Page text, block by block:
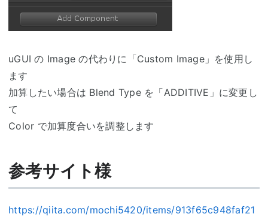
uGUI の Image の代わりに「Custom Image」を使用し
ます
加算したい場合は Blend Type を「ADDITIVE」に変更し
て
Color で加算度合いを調整します
参考サイト様
https://qiita.com/mochi5420/items/913f65c948faf21